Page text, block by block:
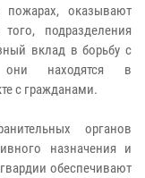
оказывают
подразделения
вклад в борьбу с
они находятся в
с гражданами.
органов
назначения и
обеспечивают